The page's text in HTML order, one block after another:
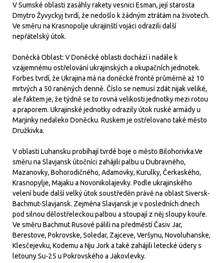
V Sumské oblasti zasáhly rakety vesnici Esman, její starosta
Dmytro Žyvyckyj tvrdí, že nedošlo k žádným ztrátám na životech.
Ve směru na Krasnopolje ukrajinští vojáci odrazili další
nepřátelský útok.
Doněcká Oblast: V Doněcké oblasti dochází i nadále k
vzájemnému ostřelování ukrajinských a okupačních jednotek.
Forbes tvrdí, že Ukrajina má na doněcké frontě průměrně až 10
mrtvých a 50 raněných denně. Číslo se nemusí zdát nijak veliké,
ale faktem je, že týdně se to rovná velikosti jednotky mezi rotou
a praporem. Ukrajinské jednotky odrazily útok ruské armády u
Marjinky nedaleko Doněcku. Ruskem je ostřelovano také město
Družkivka.
V oblasti Luhansku probíhají tvrdé boje o město Bilohorivka.Ve
směru na Slavjansk útočníci zahájili palbu u Dubravného, ​​
Mazanovky, Bohorodičného, ​​Adamovky, Kurulky, Čerkaského,
Krasnopylje, Majaku a Novonikolajevky. Podle ukrajinského
velení bude další velký útok soustředěn právě na oblast Siversk-
Bachmut-Slavjansk. Zejména Slavjansk je v posledních dnech
pod silnou dělostřeleckou palbou a stoupají z něj sloupy kouře.
Ve směru Bachmut Rusové pálili na předměstí Časiv Jar,
Berestove, Pokrovske, Soledar, Zajceve, Veršynu, Novoluhanske,
Klesčejevku, Kodemu a Nju Jork a také zahájili letecké údery s
letouny Su-25 u Pokrovského a Jakovlevky.